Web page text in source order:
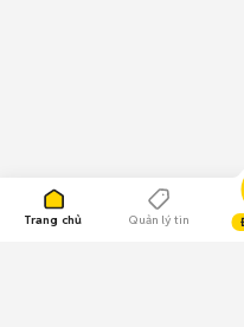
Trang chủ Quản lý tin